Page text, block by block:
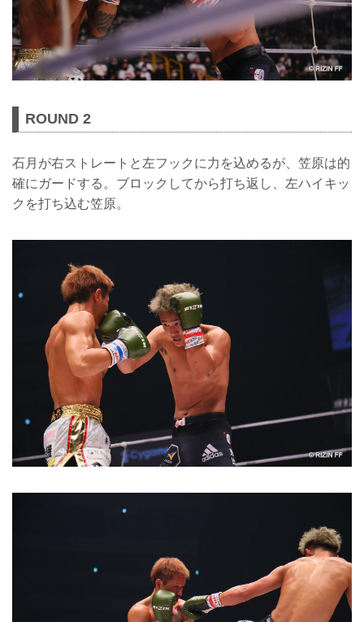
ROUND 2
石月が右ストレートと左フックに力を込めるが、笠原は的
確にガードする。ブロックしてから打ち返し、左ハイキッ
クを打ち込む笠原。